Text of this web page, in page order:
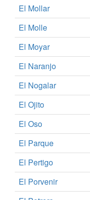
El Mollar
El Molle
El Moyar
El Naranjo
El Nogalar
El Ojito
El Oso
El Parque
El Pertigo
El Porvenir